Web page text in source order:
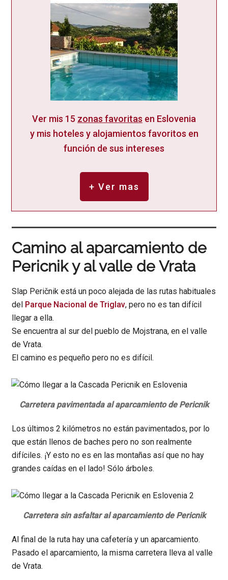
Ver mis 15 zonas favoritas en Eslovenia
y mis hoteles y alojamientos favoritos en
función de sus intereses
+ Ver mas
Camino al aparcamiento de
Pericnik y al valle de Vrata
Slap Peričnik está un poco alejada de las rutas habituales
del Parque Nacional de Triglav, pero no es tan difícil
llegar a ella.
Se encuentra al sur del pueblo de Mojstrana, en el valle
de Vrata.
El camino es pequeño pero no es difícil.
Carretera pavimentada al aparcamiento de Pericnik
Los últimos 2 kilómetros no están pavimentados, por lo
que están llenos de baches pero no son realmente
difíciles. ¡Y esto no es en las montañas así que no hay
grandes caídas en el lado! Sólo árboles.
Carretera sin asfaltar al aparcamiento de Pericnik
Al final de la ruta hay una cafetería y un aparcamiento.
Pasado el aparcamiento, la misma carretera lleva al valle
de Vrata.